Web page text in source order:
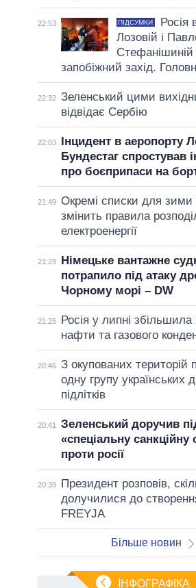
22:53 ПІДСУМКИ
Росія
Лозовій і
запобіжний захід.
22:32 Зеленський цими
відвідає Сербію
22:03
Інцидент в аеропорту
Бундестаг спростував
про боєприпаси на
21:49 Окремі списки для зими
змінить правила
електроенергії
21:29
Німецьке вантажне
потрапило під атаку
Чорному морі – DW
21:25
Росія у липні
нафти та газового
20:46 З окупованих територій
одну групу українських
підлітків
20:41
Зеленський доручив
«спеціальну санкційну
проти росії
20:39
Президент розповів,
долучилися до
FREYJA
Більше новин
ІНФОГРАФІКА